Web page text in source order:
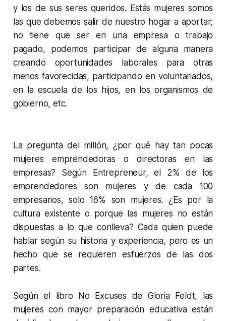
y los de sus seres queridos. Estás mujeres somos
las que debemos salir de nuestro hogar a aportar;
no tiene que ser en una empresa o trabajo
pagado, podemos participar de alguna manera
creando oportunidades laborales para otras
menos favorecidas, participando en voluntariados,
en la escuela de los hijos, en los organismos de
gobierno, etc.
La pregunta del millón, ¿por qué hay tan pocas
mujeres emprendedoras o directoras en las
empresas? Según Entrepreneur, el 2% de los
emprendedores son mujeres y de cada 100
empresarios, solo 16% son mujeres. ¿Es por la
cultura existente o porque las mujeres no están
dispuestas a lo que conlleva? Cada quien puede
hablar según su historia y experiencia, pero es un
hecho que se requieren esfuerzos de las dos
partes.
Según el libro No Excuses de Gloria Feldt, las
mujeres con mayor preparación educativa están